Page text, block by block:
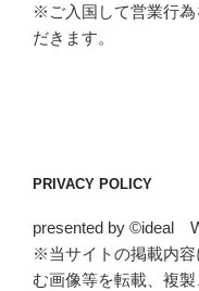
※ご入国して営業行為
だきます。
PRIVACY POLICY
presented by ©ideal
※当サイトの掲載内容
む画像等を転載、複